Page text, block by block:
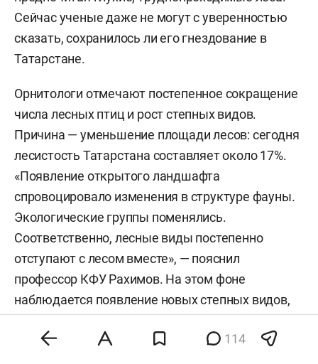
Сейчас ученые даже не могут с уверенностью
сказать, сохранилось ли его гнездование в
Татарстане.
Орнитологи отмечают постепенное сокращение
числа лесных птиц и рост степных видов.
Причина — уменьшение площади лесов: сегодня
лесистость Татарстана составляет около 17%.
«Появление открытого ландшафта
спровоцировало изменения в структуре фауны.
Экологические группы поменялись.
Соответственно, лесные виды постепенно
отступают с лесом вместе», — пояснил
профессор КФУ Рахимов. На этом фоне
наблюдается появление новых степных видов,
114